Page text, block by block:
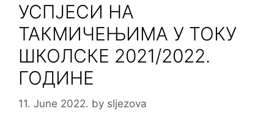
УСПЈЕСИ НА
ТАКМИЧЕЊИМА У ТОКУ
ШКОЛСКЕ 2021/2022.
ГОДИНЕ
11. June 2022. by sljezova